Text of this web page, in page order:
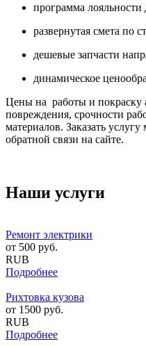
программа
развернутая смета по
дешевые запчасти
динамическое
Цены на работы и покраску
повреждения, срочности
материалов. Заказать
обратной связи на сайте.
Наши услуги
Ремонт электрики
от 500 руб.
RUB
Подробнее
Рихтовка кузова
от 1500 руб.
RUB
Подробнее